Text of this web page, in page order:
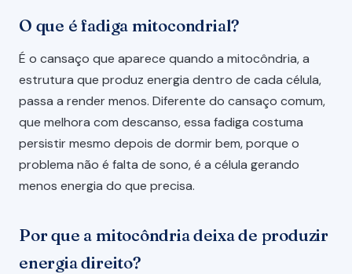
O que é fadiga mitocondrial?
É o cansaço que aparece quando a mitocôndria, a
estrutura que produz energia dentro de cada célula,
passa a render menos. Diferente do cansaço comum,
que melhora com descanso, essa fadiga costuma
persistir mesmo depois de dormir bem, porque o
problema não é falta de sono, é a célula gerando
menos energia do que precisa.
Por que a mitocôndria deixa de produzir
energia direito?